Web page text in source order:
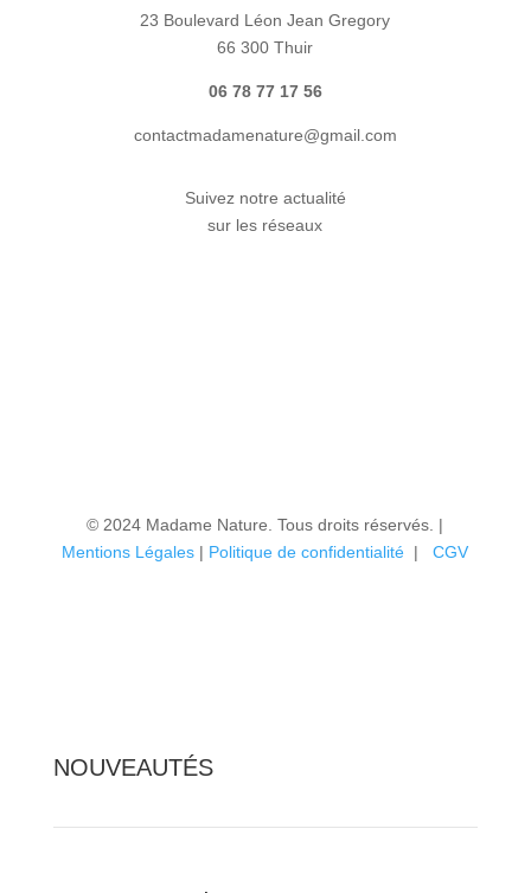
23 Boulevard Léon Jean Gregory
66 300 Thuir
06 78 77 17 56
contactmadamenature@gmail.com
Suivez notre actualité
sur les réseaux
© 2024 Madame Nature. Tous droits réservés. |
Mentions Légales | Politique de confidentialité |CGV
NOUVEAUTÉS